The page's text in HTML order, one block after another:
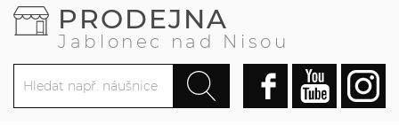
PRODEJNA
Jablonec nad Nisou